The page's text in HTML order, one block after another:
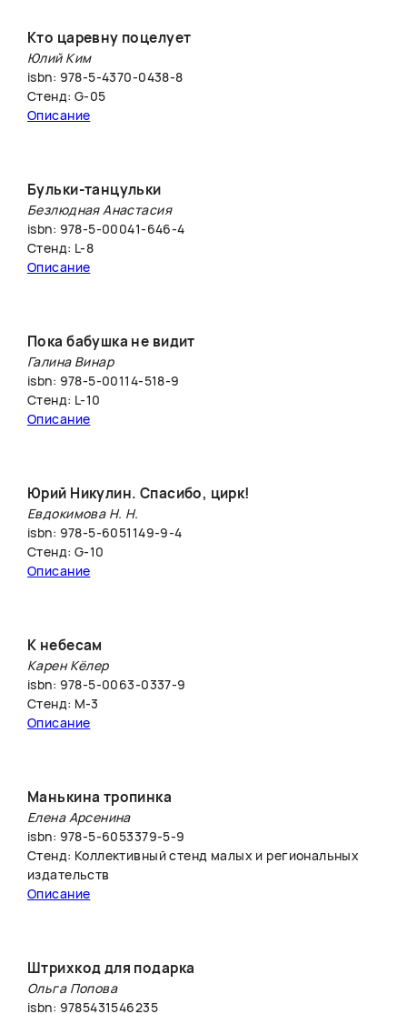
Кто царевну поцелует
Юлий Ким
isbn: 978-5-4370-0438-8
Стенд: G-05
Описание
Бульки-танцульки
Безлюдная Анастасия
isbn: 978-5-00041-646-4
Стенд: L-8
Описание
Пока бабушка не видит
Галина Винар
isbn: 978‑5-00114‑518‑9
Стенд: L-10
Описание
Юрий Никулин. Спасибо, цирк!
Евдокимова Н. Н.
isbn: 978-5-6051149-9-4
Стенд: G-10
Описание
К небесам
Карен Кёлер
isbn: 978-5-0063-0337-9
Стенд: M-3
Описание
Манькина тропинка
Елена Арсенина
isbn: 978-5-6053379-5-9
Стенд: Коллективный стенд малых и региональных
издательств
Описание
Штрихкод для подарка
Ольга Попова
isbn: 9785431546235